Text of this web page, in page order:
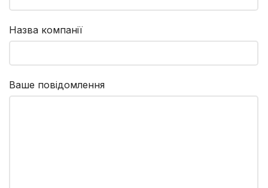
Назва компанії
Ваше повідомлення